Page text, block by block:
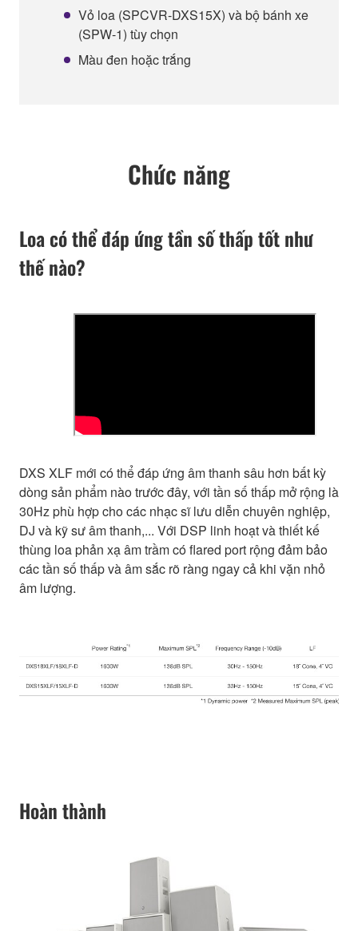
Vỏ loa (SPCVR-DXS15X) và bộ bánh xe
(SPW-1) tùy chọn
Màu đen hoặc trắng
Chức năng
Loa có thể đáp ứng tần số thấp tốt như
thế nào?
DXS XLF mới có thể đáp ứng âm thanh sâu hơn bất kỳ
dòng sản phẩm nào trước đây, với tần số thấp mở rộng là
30Hz phù hợp cho các nhạc sĩ lưu diễn chuyên nghiệp,
DJ và kỹ sư âm thanh,... Với DSP linh hoạt và thiết kế
thùng loa phản xạ âm trầm có flared port rộng đảm bảo
các tần số thấp và âm sắc rõ ràng ngay cả khi vặn nhỏ
âm lượng.
Hoàn thành